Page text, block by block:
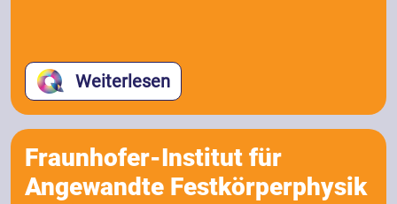
Weiterlesen
Fraunhofer-Institut für
Angewandte Festkörperphysik